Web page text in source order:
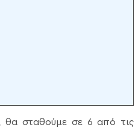
θα σταθούμε σε 6 από τις